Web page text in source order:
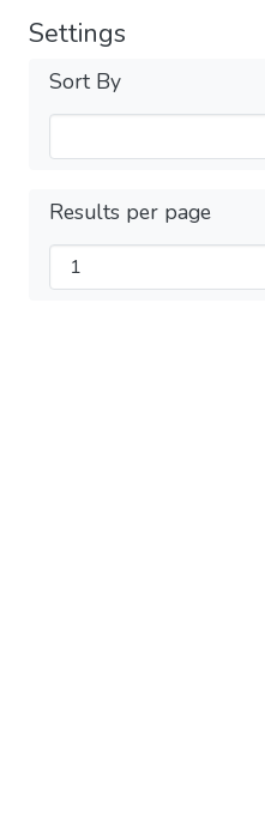
Settings
Sort By
Results per page